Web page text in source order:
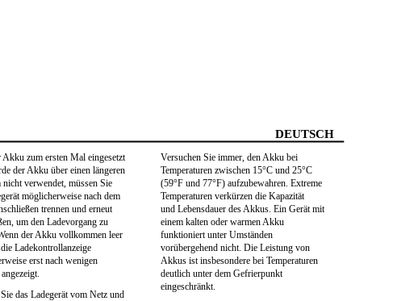
DEUTSCH
zum ersten Mal eingesetzt
der Akku über einen längeren
nicht verwendet, müssen Sie
möglicherweise nach dem
trennen und erneut
um den Ladevorgang zu
der Akku vollkommen leer
Ladekontrollanzeige
erst nach wenigen
das Ladegerät vom Netz und
Versuchen Sie immer, den Akku bei
Temperaturen zwischen 15°C und 25°C
(59°F und 77°F) aufzubewahren. Extreme
Temperaturen verkürzen die Kapazität
und Lebensdauer des Akkus. Ein Gerät mit
einem kalten oder warmen Akku
funktioniert unter Umständen
vorübergehend nicht. Die Leistung von
Akkus ist insbesondere bei Temperaturen
deutlich unter dem Gefrierpunkt
eingeschränkt.